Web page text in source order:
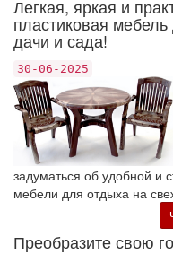
Легкая, яркая и
пластиковая
дачи и сада!
30-06-2025
задуматься об удобной и
мебели для отдыха на
Преобразите свою